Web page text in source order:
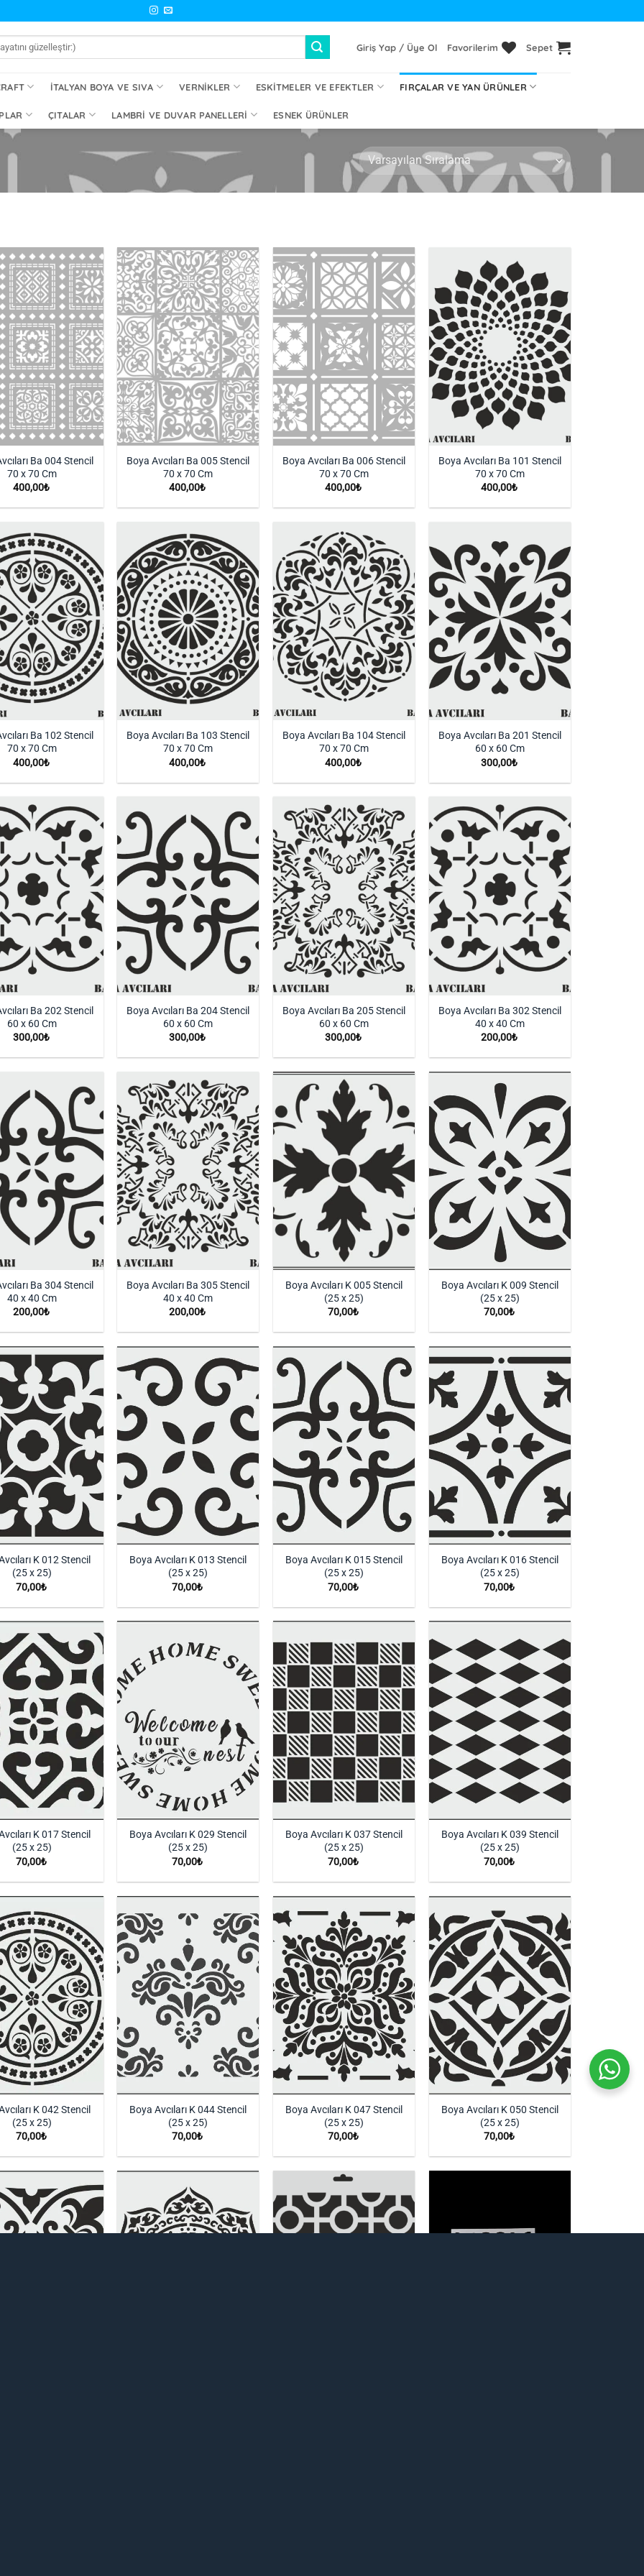
Giriş Yap / Üye Ol Favorilerim Sepet
İTALYAN BOYA VE SIVA VERNIKLER ESKITMELER VE EFEKTLER FIRÇALAR VE YAN ÜRÜNLER
ÇITALAR LAMBRI VE DUVAR PANELLERI ESNEK ÜRÜNLER
İstek
Listeme
Ekle
Ba 004 Stencil
70 x 70 Cm
400,00₺
İstek
Listeme
Ekle
Boya Avcıları Ba 005 Stencil
70 x 70 Cm
400,00₺
İstek
Listeme
Ekle
Boya Avcıları Ba 006 Stencil
70 x 70 Cm
400,00₺
İstek
Listeme
Ekle
Boya Avcıları Ba 101 Stencil
70 x 70 Cm
400,00₺
İstek
Listeme
Ekle
Ba 102 Stencil
70 x 70 Cm
400,00₺
İstek
Listeme
Ekle
Boya Avcıları Ba 103 Stencil
70 x 70 Cm
400,00₺
İstek
Listeme
Ekle
Boya Avcıları Ba 104 Stencil
70 x 70 Cm
400,00₺
İstek
Listeme
Ekle
Boya Avcıları Ba 201 Stencil
60 x 60 Cm
300,00₺
İstek
Ekle
Ba 202 Stencil
60 x 60 Cm
300,00₺
İstek
Listeme
Ekle
Boya Avcıları Ba 204 Stencil
60 x 60 Cm
300,00₺
İstek
Listeme
Ekle
Boya Avcıları Ba 205 Stencil
60 x 60 Cm
300,00₺
İstek
Ekle
Boya Avcıları Ba 302 Stencil
40 x 40 Cm
200,00₺
İstek
Listeme
Ekle
Ba 304 Stencil
40 x 40 Cm
200,00₺
İstek
Listeme
Ekle
Boya Avcıları Ba 305 Stencil
40 x 40 Cm
200,00₺
İstek
Listeme
Ekle
Boya Avcıları K 005 Stencil
(25 x 25)
70,00₺
İstek
Listeme
Ekle
Boya Avcıları K 009 Stencil
(25 x 25)
70,00₺
İstek
Listeme
Ekle
K 012 Stencil
(25 x 25)
70,00₺
İstek
Listeme
Ekle
Boya Avcıları K 013 Stencil
(25 x 25)
70,00₺
İstek
Listeme
Ekle
Boya Avcıları K 015 Stencil
(25 x 25)
70,00₺
İstek
Listeme
Ekle
Boya Avcıları K 016 Stencil
(25 x 25)
70,00₺
İstek
Listeme
Ekle
K 017 Stencil
(25 x 25)
70,00₺
İstek
Listeme
Boya Avcıları K 029 Stencil
(25 x 25)
70,00₺
İstek
Listeme
Boya Avcıları K 037 Stencil
(25 x 25)
70,00₺
Listeme
Ekle
Boya Avcıları K 039 Stencil
(25 x 25)
70,00₺
İstek
Listeme
Ekle
K 042 Stencil
(25 x 25)
70,00₺
İstek
Listeme
Ekle
Boya Avcıları K 044 Stencil
(25 x 25)
70,00₺
İstek
Listeme
Ekle
Boya Avcıları K 047 Stencil
(25 x 25)
70,00₺
İstek
Listeme
Ekle
Boya Avcıları K 050 Stencil
(25 x 25)
70,00₺
İstek
Listeme
Ekle
İstek
Listeme
Ekle
İstek
Listeme
Ekle